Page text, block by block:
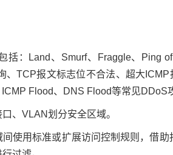
括：Land、Smurf、Fraggle、Ping
、TCP报文标志位不合法、超大
Flood、DNS Flood等常见DDoS
、VLAN划分安全区域。
使用标准或扩展访问控制规则，借